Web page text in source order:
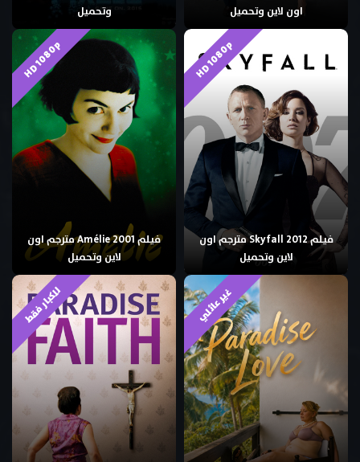
اون لاين وتحميل
وتحميل
HD 1080p
فيلم Skyfall 2012 مترجم اون
لاين وتحميل
HD 1080p
فيلم Amélie 2001 مترجم اون
لاين وتحميل
غير عائلي للكبار فقط